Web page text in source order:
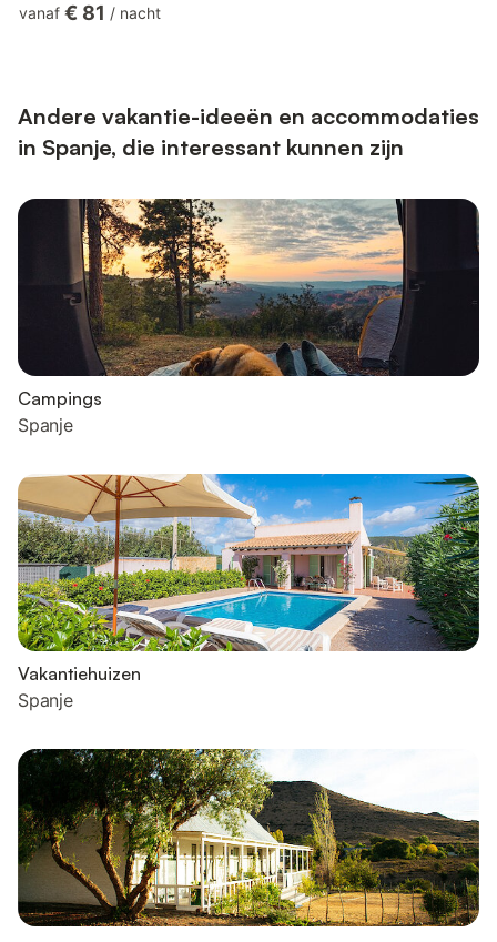
wasmachine. Buiten vinden jullie een privéruimte met een
vanaf € 81 / nacht
Andere vakantie-ideeën en accommodaties
in Spanje, die interessant kunnen zijn
Campings
Spanje
Vakantiehuizen
Spanje